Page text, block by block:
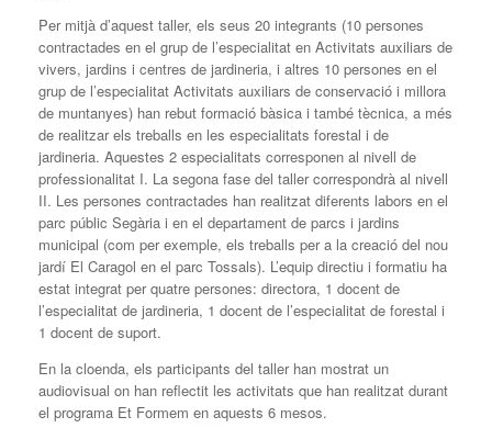
Per mitjà d’aquest taller, els seus 20 integrants (10 persones
contractades en el grup de l’especialitat en Activitats auxiliars de
vivers, jardins i centres de jardineria, i altres 10 persones en el
grup de l’especialitat Activitats auxiliars de conservació i millora
de muntanyes) han rebut formació bàsica i també tècnica, a més
de realitzar els treballs en les especialitats forestal i de
jardineria. Aquestes 2 especialitats corresponen al nivell de
professionalitat I. La segona fase del taller correspondrà al nivell
II. Les persones contractades han realitzat diferents labors en el
parc públic Segària i en el departament de parcs i jardins
municipal (com per exemple, els treballs per a la creació del nou
jardí El Caragol en el parc Tossals). L’equip directiu i formatiu ha
estat integrat per quatre persones: directora, 1 docent de
l’especialitat de jardineria, 1 docent de l’especialitat de forestal i
1 docent de suport.
En la cloenda, els participants del taller han mostrat un
audiovisual on han reflectit les activitats que han realitzat durant
el programa Et Formem en aquests 6 mesos.